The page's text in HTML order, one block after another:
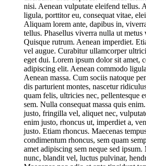
nisi. Aenean vulputate eleifend tellus.
ligula, porttitor eu, consequat vitae,
Aliquam lorem ante, dapibus in,
tellus. Phasellus viverra nulla ut metus
Quisque rutrum. Aenean imperdiet.
vel augue. Curabitur ullamcorper
eget dui. Lorem ipsum dolor sit amet,
adipiscing elit. Aenean commodo
Aenean massa. Cum sociis natoque
dis parturient montes, nascetur
quam felis, ultricies nec, pellentesque
sem. Nulla consequat massa quis
justo, fringilla vel, aliquet nec,
enim justo, rhoncus ut, imperdiet a,
justo. Etiam rhoncus. Maecenas
condimentum rhoncus, sem quam
amet adipiscing sem neque sed ipsum.
nunc, blandit vel, luctus pulvinar,